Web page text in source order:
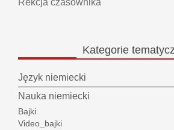
Rekcja czasownika
Kategorie
Język niemiecki
Nauka niemiecki
Bajki
Video_bajki